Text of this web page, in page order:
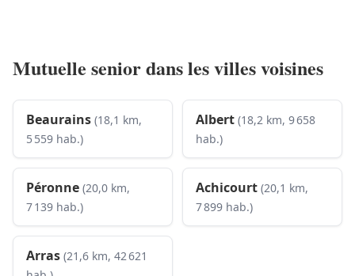
Mutuelle senior dans les villes voisines
Beaurains (18,1 km,
5 559 hab.)
Albert (18,2 km, 9 658
hab.)
Péronne (20,0 km,
7 139 hab.)
Achicourt (20,1 km,
7 899 hab.)
Arras (21,6 km, 42 621